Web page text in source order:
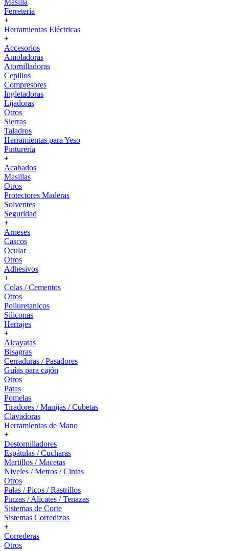
Masilla
Ferretería
+
Herramientas Eléctricas
+
Accesorios
Amoladoras
Atornilladoras
Cepillos
Compresores
Ingletadoras
Lijadoras
Otros
Sierras
Taladros
Herramientas para Yeso
Pinturería
+
Acabados
Masillas
Otros
Protectores Maderas
Solventes
Seguridad
+
Arneses
Cascos
Ocular
Otros
Adhesivos
+
Colas / Cementos
Otros
Poliuretanicos
Siliconas
Herrajes
+
Alcayatas
Bisagras
Cerraduras / Pasadores
Guías para cajón
Otros
Patas
Pomelas
Tiradores / Manijas / Cubetas
Clavadoras
Herramientas de Mano
+
Destornilladores
Espátulas / Cucharas
Martillos / Macetas
Niveles / Metros / Cintas
Otros
Palas / Picos / Rastrillos
Pinzas / Alicates / Tenazas
Sistemas de Corte
Sistemas Corredizos
+
Correderas
Otros